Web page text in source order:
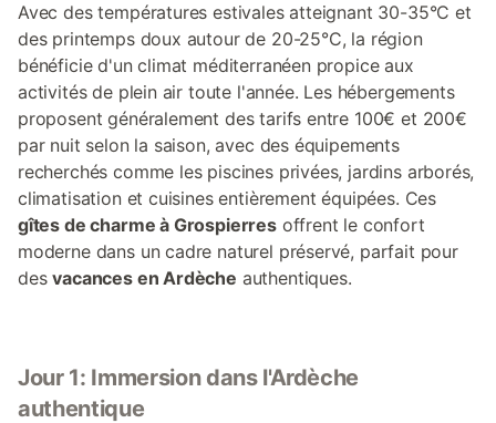
Avec des températures estivales atteignant 30-35°C et
des printemps doux autour de 20-25°C, la région
bénéficie d'un climat méditerranéen propice aux
activités de plein air toute l'année. Les hébergements
proposent généralement des tarifs entre 100€ et 200€
par nuit selon la saison, avec des équipements
recherchés comme les piscines privées, jardins arborés,
climatisation et cuisines entièrement équipées. Ces
gîtes de charme à Grospierresoffrent le confort
moderne dans un cadre naturel préservé, parfait pour
desvacances en Ardèche authentiques.
Jour 1: Immersion dans l'Ardèche
authentique